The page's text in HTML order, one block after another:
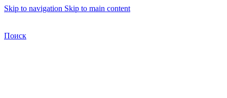
Skip to navigation Skip to main content
Поиск